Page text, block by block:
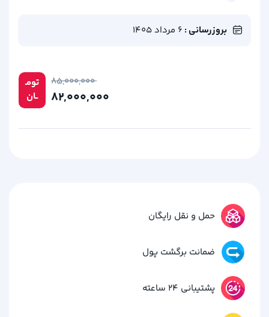
بروزرسانی : 6 مرداد 1405
تومـ
ــان
۸۵,۰۰۰,۰۰۰
حمل و نقل رایگان
ضمانت برگشت پول
پشتیبانی 24 ساعته